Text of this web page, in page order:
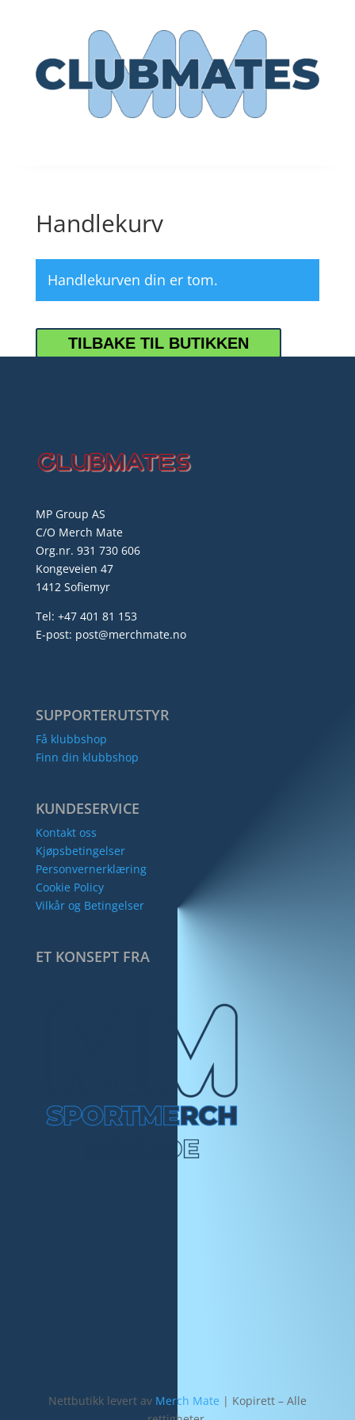
Handlekurv
Handlekurven din er tom.
TILBAKE TIL BUTIKKEN
MP Group AS
C/O Merch Mate
Org.nr. 931 730 606
Kongeveien 47
1412 Sofiemyr
Tel: +47 401 81 153
E-post: post@merchmate.no
SUPPORTERUTSTYR
Få klubbshop
Finn din klubbshop
KUNDESERVICE
Kontakt oss
Kjøpsbetingelser
Personvernerklæring
Cookie Policy
Vilkår og Betingelser
ET KONSEPT FRA
Nettbutikk levert av Merch Mate | Kopirett – Alle